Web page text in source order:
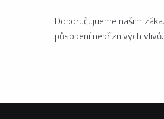
Doporučujueme našim
působení nepříznivých